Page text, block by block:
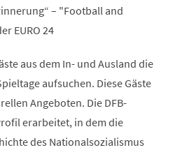
– "Football and
EURO 24
aus dem In- und Ausland die
aufsuchen. Diese Gäste
Angeboten. Die DFB-
erarbeitet, in dem die
des Nationalsozialismus